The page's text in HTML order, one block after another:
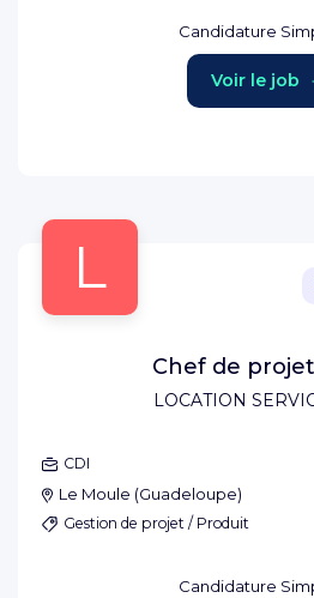
Candidature
Voir le job
L
LOCATION
Chef de
CDI
Le Moule (Guadeloupe)
Gestion de projet / Produit
Candidature